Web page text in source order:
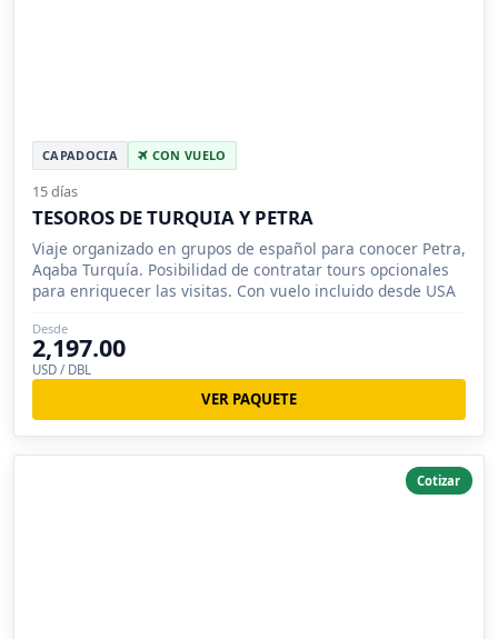
CAPADOCIA CON VUELO
15 días
TESOROS DE TURQUIA Y PETRA
Viaje organizado en grupos de español para conocer Petra,
Aqaba Turquía. Posibilidad de contratar tours opcionales
para enriquecer las visitas. Con vuelo incluido desde USA
Desde
2,197.00
USD / DBL
VER PAQUETE
Cotizar